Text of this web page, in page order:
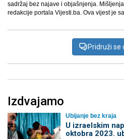
sadržaj bez najave i objašnjenja.
redakcije portala Vijesti.ba. Ova vijest je
Pridruži se
Izdvajamo
Ubijanje bez kraja
U izraelskim
oktobra 2023.